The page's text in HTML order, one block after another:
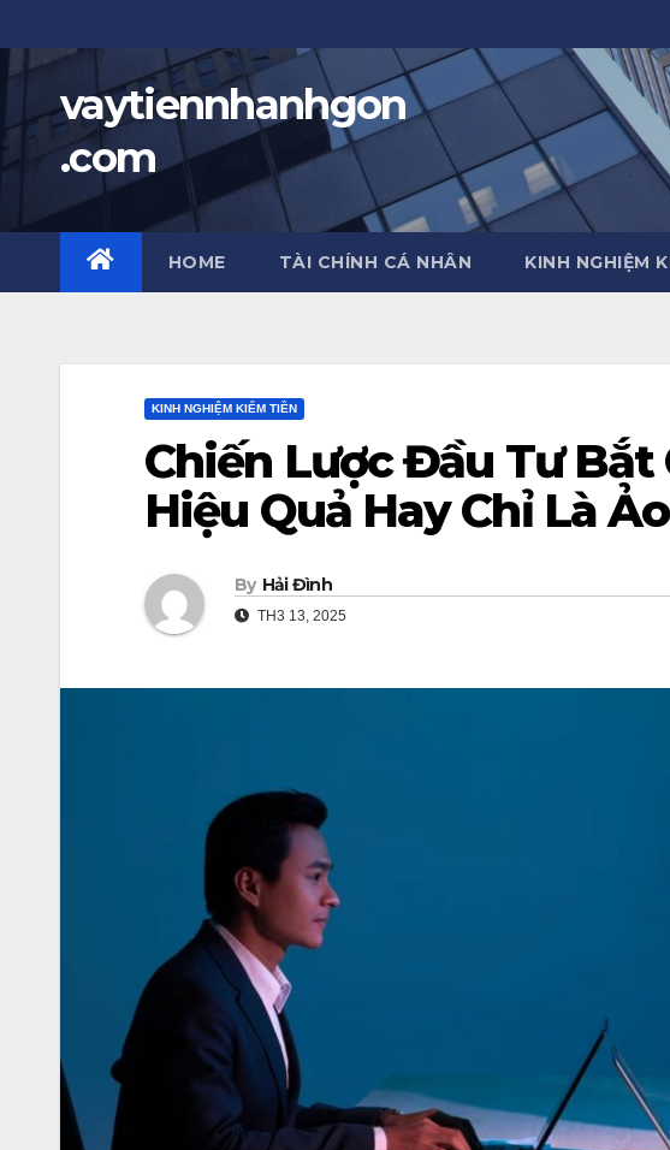
to
vaytiennhanhgon
.com
HOME TÀI CHÍNH CÁ NHÂN KINH NGHIỆM
KINH NGHIỆM KIẾM TIỀN
Chiến Lược Đầu Tư Bắt
Hiệu Quả Hay Chỉ Là
By Hải Đình
TH3 13, 2025